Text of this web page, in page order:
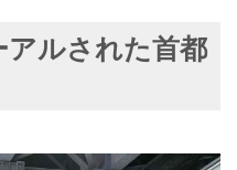
アルされた首都